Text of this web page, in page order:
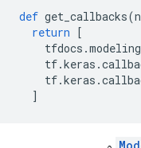
def get_callbacks(
return
[
tfdocs .modeling
tf.keras .
tf.keras .
]